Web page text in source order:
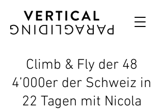
Climb & Fly der 48
4’000er der Schweiz in
22 Tagen mit Nicola